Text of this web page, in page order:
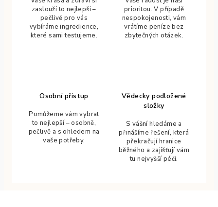
zaslouží to nejlepší –
pečlivě pro vás
vybíráme ingredience,
které sami testujeme.
prioritou. V případě
nespokojenosti, vám
vrátíme peníze bez
zbytečných otázek.
Osobní přístup
Pomůžeme vám vybrat
to nejlepší – osobně,
pečlivě a s ohledem na
vaše potřeby.
Vědecky podložené
složky
S vášní hledáme a
přinášíme řešení, která
překračují hranice
běžného a zajišťují vám
tu nejvyšší péči.